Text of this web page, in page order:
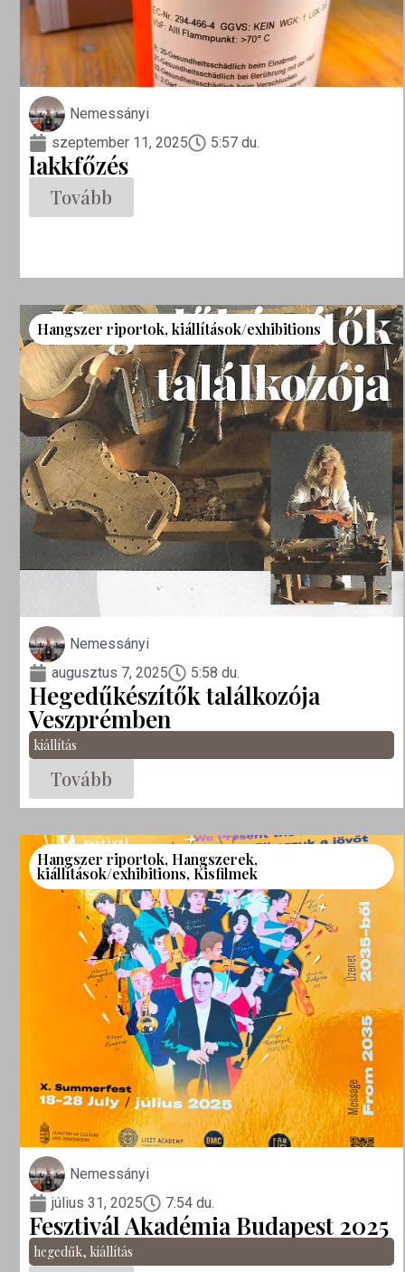
Nemessányi
szeptember 11, 2025
5:57 du.
lakkfőzés
Tovább
Hangszer riportok,kiállítások/exhibitions
Nemessányi
augusztus 7, 2025
5:58 du.
Hegedűkészítők találkozója
Veszprémben
kiállítás
Tovább
Hangszer riportok, Hangszerek,
kiállítások/exhibitions, Kisfilmek
Nemessányi
július 31, 2025
7:54 du.
Fesztivál Akadémia Budapest 2025
hegedűk, kiállítás